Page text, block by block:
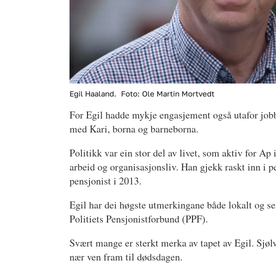
Egil Haaland. Foto: Ole Martin Mortvedt
For Egil hadde mykje engasjement også utafor
med Kari, borna og barneborna.
Politikk var ein stor del av livet, som aktiv for
arbeid og organisasjonsliv. Han gjekk raskt inn i
pensjonist i 2013.
Egil har dei høgste utmerkingane både lokalt og
Politiets Pensjonistforbund (PPF).
Svært mange er sterkt merka av tapet av Egil.
nær ven fram til dødsdagen.